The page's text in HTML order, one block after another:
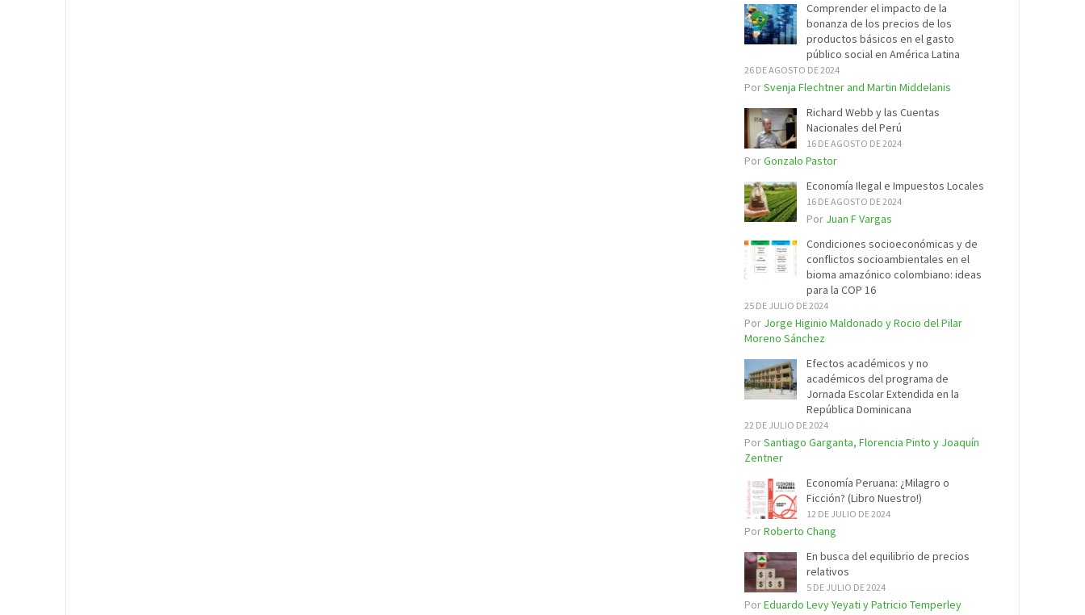
Comprender el impacto de la
bonanza de los precios de los
productos básicos en el gasto
público social en América Latina
26 DE AGOSTO DE 2024
PorSvenja Flechtner and Martin Middelanis
Richard Webb y las Cuentas
Nacionales del Perú
16 DE AGOSTO DE 2024
PorGonzalo Pastor
Economía Ilegal e Impuestos Locales
16 DE AGOSTO DE 2024
Por Juan F Vargas
Condiciones socioeconómicas y de
conflictos socioambientales en el
bioma amazónico colombiano: ideas
para la COP 16
25 DE JULIO DE 2024
Por Jorge Higinio Maldonado y Rocio del Pilar
Moreno Sánchez
Efectos académicos y no
académicos del programa de
Jornada Escolar Extendida en la
República Dominicana
22 DE JULIO DE 2024
PorSantiago Garganta, Florencia Pinto y Joaquín
Zentner
Economía Peruana: ¿Milagro o
Ficción? (Libro Nuestro!)
12 DE JULIO DE 2024
PorRoberto Chang
En busca del equilibrio de precios
relativos
5 DE JULIO DE 2024
PorEduardo Levy Yeyati y Patricio Temperley